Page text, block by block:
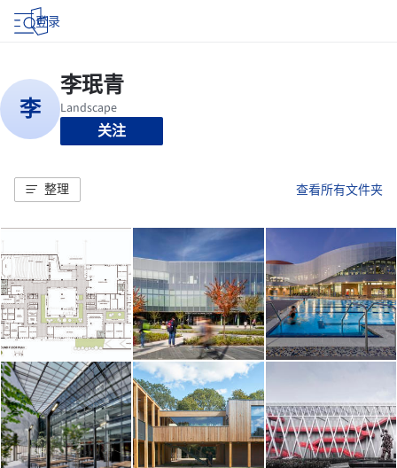
登录
关注
整理 查看所有文件夹